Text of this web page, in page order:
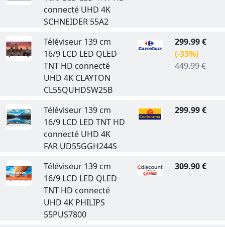
connecté UHD 4K
SCHNEIDER 55A2
Téléviseur 139 cm
16/9 LCD LED QLED
TNT HD connecté
UHD 4K CLAYTON
CL55QUHDSW25B
299.99 €
(-33%)
449.99 €
Téléviseur 139 cm
16/9 LCD LED TNT HD
connecté UHD 4K
FAR UD55GGH244S
299.99 €
Téléviseur 139 cm
16/9 LCD LED QLED
TNT HD connecté
UHD 4K PHILIPS
55PUS7800
309.90 €